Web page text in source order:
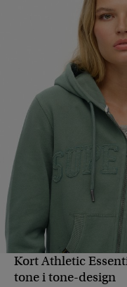
Kort Athletic
tone i tone-design